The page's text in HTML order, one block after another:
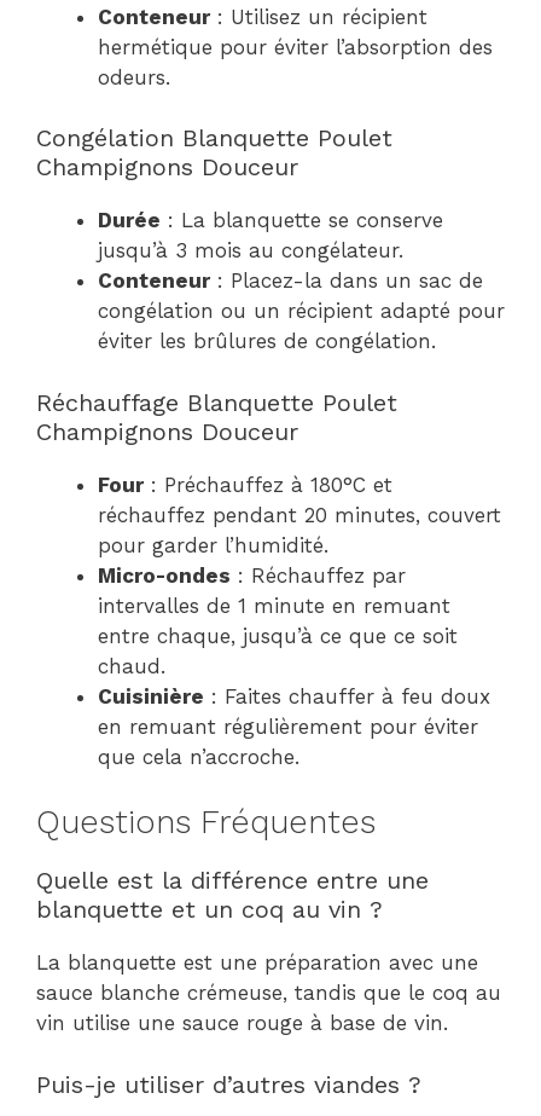
Conteneur: Utilisez un récipient
hermétique pour éviter l’absorption des
odeurs.
Congélation Blanquette Poulet
Champignons Douceur
Durée : La blanquette se conserve
jusqu’à 3 mois au congélateur.
Conteneur: Placez-la dans un sac de
congélation ou un récipient adapté pour
éviter les brûlures de congélation.
Réchauffage Blanquette Poulet
Champignons Douceur
Four: Préchauffez à 180°C et
réchauffez pendant 20 minutes, couvert
pour garder l’humidité.
Micro-ondes : Réchauffez par
intervalles de 1 minute en remuant
entre chaque, jusqu’à ce que ce soit
chaud.
Cuisinière : Faites chauffer à feu doux
en remuant régulièrement pour éviter
que cela n’accroche.
Questions Fréquentes
Quelle est la différence entre une
blanquette et un coq au vin ?
La blanquette est une préparation avec une
sauce blanche crémeuse, tandis que le coq au
vin utilise une sauce rouge à base de vin.
Puis-je utiliser d’autres viandes ?